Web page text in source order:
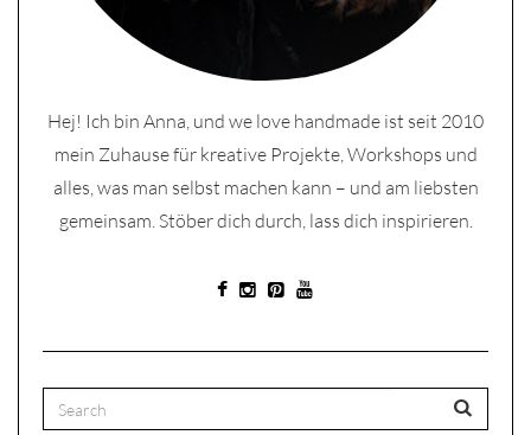
Hej! Ich bin Anna, und we love handmade ist seit 2010
mein Zuhause für kreative Projekte, Workshops und
alles, was man selbst machen kann – und am liebsten
gemeinsam. Stöber dich durch, lass dich inspirieren.